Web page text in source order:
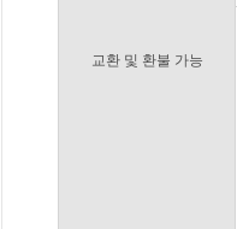
교환 및 환불 가능